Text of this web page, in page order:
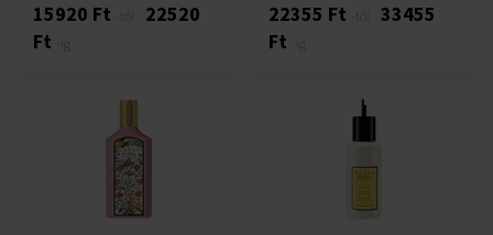
15920 Ft
22520
Ft
22355 Ft
33455
Ft